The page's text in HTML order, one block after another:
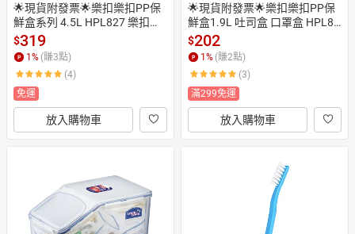
🌟現貨附發票🌟樂扣樂扣PP保
鮮盒系列 4.5L HPL827 樂扣保
鮮盒 沙拉盒 樂扣吐司盒 麵包盒
飼料盒 麵粉盒 餐盒 餅乾盒 蛋
糕盒 飼料保鮮盒 穀物保鮮盒 穀
物盒 雜糧盒 儲糧盒 儲米桶 米箱
儲豆盒 土司盒 吐司保鮮盒 吐司
收納盒
$319
1 % (賺3點)
(4)
免運
放入購物車
🌟現貨附發票🌟樂扣樂扣PP保
鮮盒1.9L 吐司盒 口罩盒 HPL81
8 沙拉盒 蛋糕盒 點心盒 保鮮盒
密封盒 餅乾盒 麵包盒 飼料盒
麵粉盒 密封盒 麵粉保鮮盒 穀物
盒 穀物保鮮盒 奶粉盒 儲豆盒 口
罩收納盒 儲糧盒 雜糧盒 食物盒
$202
1 % (賺2點)
(3)
滿299免運
放入購物車